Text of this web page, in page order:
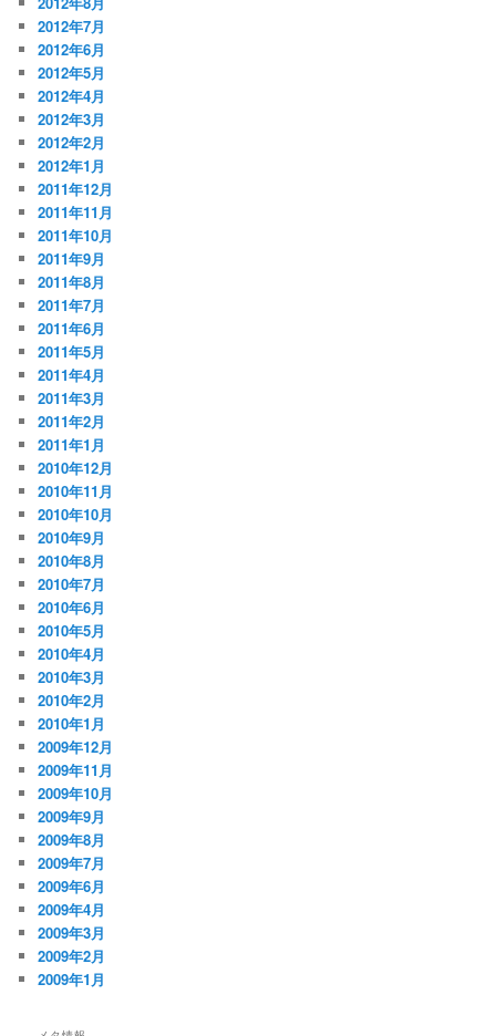
2012年7月
2012年6月
2012年5月
2012年4月
2012年3月
2012年2月
2012年1月
2011年12月
2011年11月
2011年10月
2011年9月
2011年8月
2011年7月
2011年6月
2011年5月
2011年4月
2011年3月
2011年2月
2011年1月
2010年12月
2010年11月
2010年10月
2010年9月
2010年8月
2010年7月
2010年6月
2010年5月
2010年4月
2010年3月
2010年2月
2010年1月
2009年12月
2009年11月
2009年10月
2009年9月
2009年8月
2009年7月
2009年6月
2009年4月
2009年3月
2009年2月
2009年1月